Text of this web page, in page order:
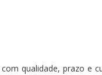
qualidade, prazo e